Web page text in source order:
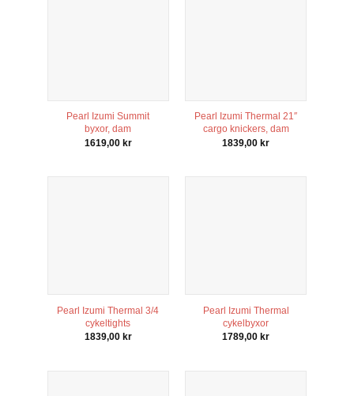
Pearl Izumi Summit
byxor, dam
1619,00 kr
Pearl Izumi Thermal 21″
cargo knickers, dam
1839,00kr
Pearl Izumi Thermal 3/4
cykeltights
1839,00 kr
Pearl Izumi Thermal
cykelbyxor
1789,00kr